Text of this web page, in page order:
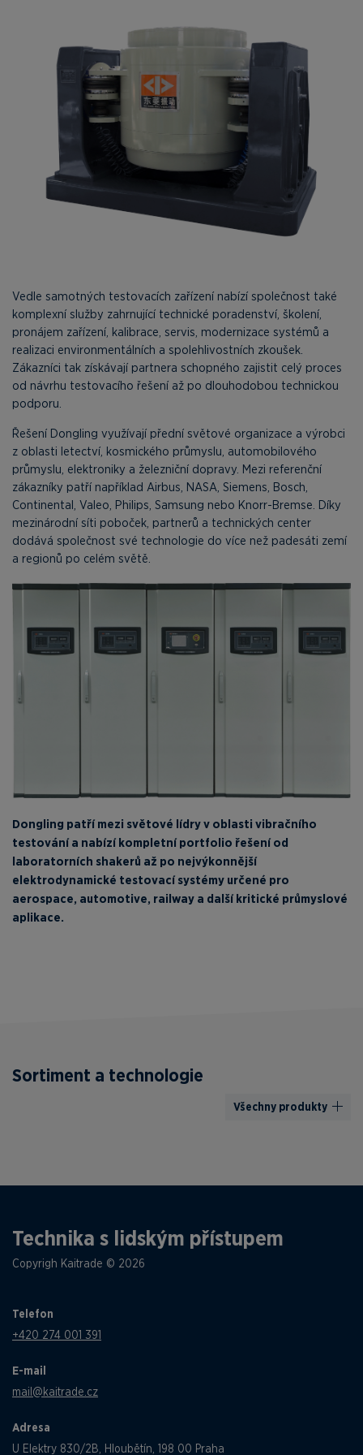
Vedle samotných testovacích zařízení nabízí společnost také
komplexní služby zahrnující technické poradenství, školení,
pronájem zařízení, kalibrace, servis, modernizace systémů a
realizaci environmentálních a spolehlivostních zkoušek.
Zákazníci tak získávají partnera schopného zajistit celý proces
od návrhu testovacího řešení až po dlouhodobou technickou
podporu.
Řešení Dongling využívají přední světové organizace a výrobci
z oblasti letectví, kosmického průmyslu, automobilového
průmyslu, elektroniky a železniční dopravy. Mezi referenční
zákazníky patří například Airbus, NASA, Siemens, Bosch,
Continental, Valeo, Philips, Samsung nebo Knorr-Bremse. Díky
mezinárodní síti poboček, partnerů a technických center
dodává společnost své technologie do více než padesáti zemí
a regionů po celém světě.
Dongling patří mezi světové lídry v oblasti vibračního
testování a nabízí kompletní portfolio řešení od
laboratorních shakerů až po nejvýkonnější
elektrodynamické testovací systémy určené pro
aerospace, automotive, railway a další kritické průmyslové
aplikace.
Sortiment a technologie
Všechny produkty
Technika s lidským přístupem
Copyrigh Kaitrade © 2026
Telefon
+420 274 001 391
E-mail
mail@kaitrade.cz
Adresa
U Elektry 830/2B, Hloubětín, 198 00 Praha